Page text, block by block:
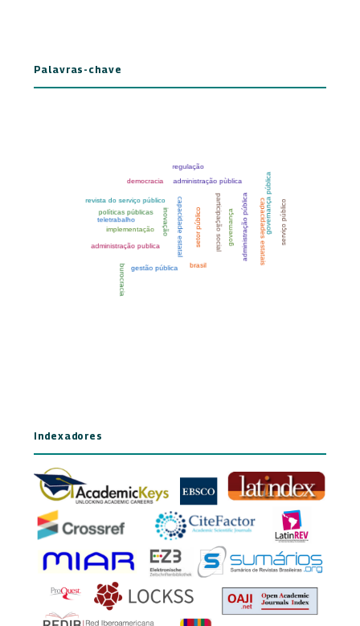
Palavras-chave
Indexadores